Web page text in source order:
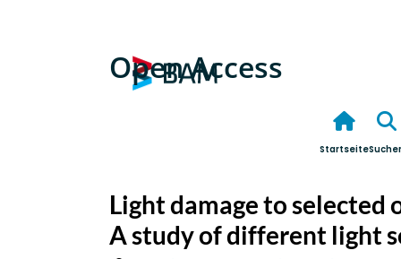
Open Access
Startseite
Light damage to selected
A study of different light